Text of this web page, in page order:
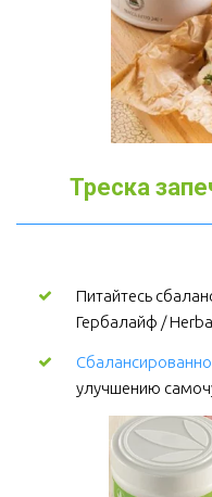
Треска
Питайтесь
Гербалайф /
улучшению